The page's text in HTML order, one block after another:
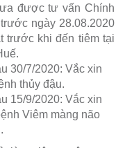
được tư vấn Chính
ngày 28.08.2020
trước khi đến tiêm tại
30/7/2020: Vắc xin
thủy đậu.
15/9/2020: Vắc xin
Viêm màng não